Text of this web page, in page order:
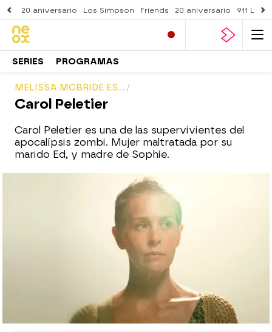
20 aniversario Los Simpson Friends 20 aniversario 911
SERIES PROGRAMAS
MELISSA MCBRIDE ES...
Carol Peletier
Carol Peletier es una de las supervivientes del
apocalípsis zombi. Mujer maltratada por su
marido Ed, y madre de Sophie.